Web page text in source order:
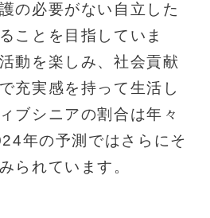
の必要がない自立した
ことを目指していま
動を楽しみ、社会貢献
充実感を持って生活し
ブシニアの割合は年々
年の予測ではさらにそ
られています。